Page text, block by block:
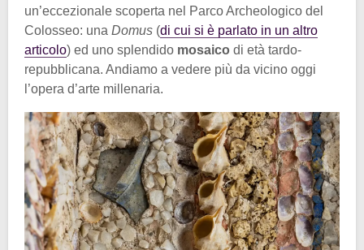
un’eccezionale scoperta nel Parco Archeologico del
Colosseo: una Domus (di cui si è parlato in un altro
articolo) ed uno splendido mosaico di età tardo-
repubblicana. Andiamo a vedere più da vicino oggi
l’opera d’arte millenaria.